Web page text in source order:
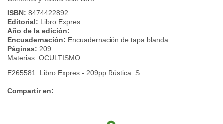
ISBN: 8474422892
Editorial: Libro Expres
Año de la edición:
Encuadernación: Encuadernación de tapa blanda
Páginas: 209
Materias: OCULTISMO
E265581. Libro Expres - 209pp Rústica. S
Compartir en: